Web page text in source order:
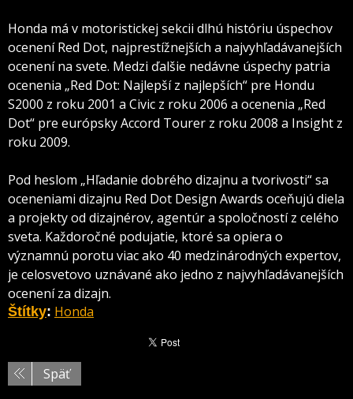
Honda má v motoristickej sekcii dlhú históriu úspechov
ocenení Red Dot, najprestížnejších a najvyhľadávanejších
ocenení na svete. Medzi ďalšie nedávne úspechy patria
ocenenia „Red Dot: Najlepší z najlepších“ pre Hondu
S2000 z roku 2001 a Civic z roku 2006 a ocenenia „Red
Dot“ pre európsky Accord Tourer z roku 2008 a Insight z
roku 2009.
Pod heslom „Hľadanie dobrého dizajnu a tvorivosti“ sa
oceneniami dizajnu Red Dot Design Awards oceňujú diela
a projekty od dizajnérov, agentúr a spoločností z celého
sveta. Každoročné podujatie, ktoré sa opiera o
významnú porotu viac ako 40 medzinárodných expertov,
je celosvetovo uznávané ako jedno z najvyhľadávanejších
ocenení za dizajn.
Štítky: Honda
Späť